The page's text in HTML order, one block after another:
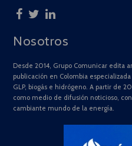
Nosotros
Desde 2014, Grupo Comunicar edita
publicación en Colombia
GLP, biogás e hidrógeno. A partir de
como medio de difusión noticioso,
cambiante mundo de la energía.